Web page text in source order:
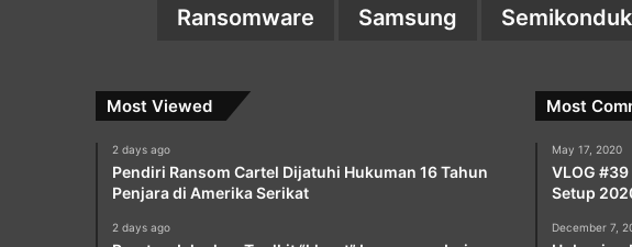
Ransomware
Samsung
Most Viewed
2 days ago
Pendiri Ransom Cartel Dijatuhi Hukuman 16 Tahun
Penjara di Amerika Serikat
2 days ago
Most
May 17, 2020
VLOG
Setup
December 7,